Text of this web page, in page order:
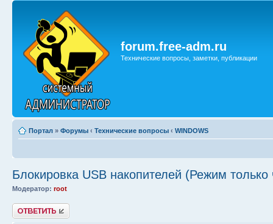
forum.free-adm.ru
Технические вопросы, заметки, публикации
Портал » Форумы ‹ Технические вопросы ‹ WINDOWS
Блокировка USB накопителей (Режим только
Модератор: root
Ответить